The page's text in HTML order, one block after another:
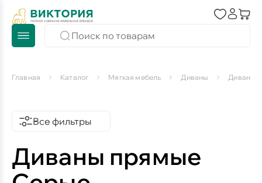
Главная Каталог Мягкая мебель Диваны Диваны
Все фильтры
Диваны прямые